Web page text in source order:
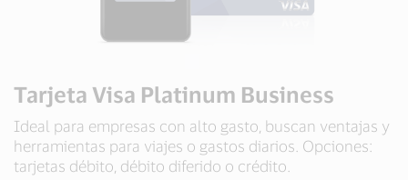
Tarjeta Visa Platinum Business
Ideal para empresas con alto gasto, buscan ventajas y
herramientas para viajes o gastos diarios. Opciones:
tarjetas débito, débito diferido o crédito.